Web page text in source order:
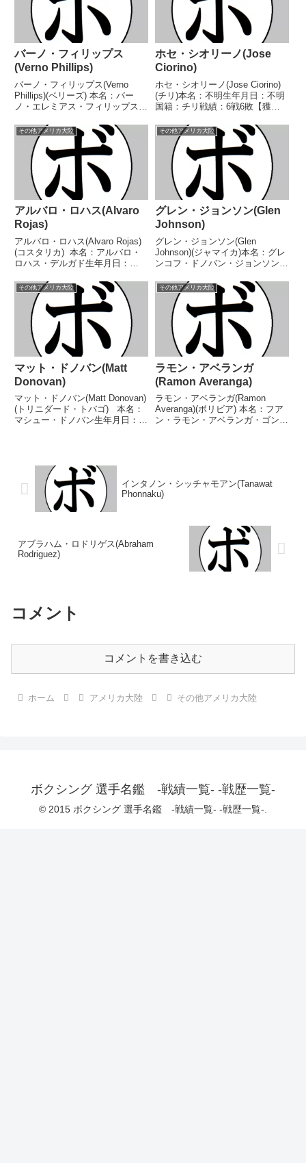
バーノ・フィリップス
(Verno Phillips)
バーノ・フィリップス(Verno
Phillips)(ベリーズ) 本名：バー
ノ・エレミアス・フィリップス生
米戦績：55戦42勝(21KO)11敗1分
1無効試合 【獲得タイトル】米-
ニューヨーク州スーパーウ...
ホセ・シオリーノ(Jose
Ciorino)
ホセ・シオリーノ(Jose Ciorino)
(チリ)本名：不明生年月日：不明
国籍：チリ戦績：6戦6敗【獲得
1952/09/04 ●3RKO ルイス・
イバラ(亜)1952/12/05
●4RTKO パスカル・ペレス
(亜)...
その他アメリカ大陸
アルバロ・ロハス(Alvaro
Rojas)
アルバロ・ロハス(Alvaro Rojas)
(コスタリカ) 本名：アルバロ・
ロハス・デルガド生年月日：
戦績：39戦25勝(15KO)14敗 【獲
得タイトル】中米ライト級王座
WBC中央アメリカライト級王
座...
その他アメリカ大陸
グレン・ジョンソン(Glen
Johnson)
グレン・ジョンソン(Glen
Johnson)(ジャマイカ)本名：グレ
ンコフ・ドノバン・ジョンソン生
ャマイカ戦績：77戦54勝
(37KO)21敗2分【獲得タイトル】
USBA全米ライトヘビー級王座
WBC米大陸...
その他アメリカ大陸
マット・ドノバン(Matt
Donovan)
マット・ドノバン(Matt Donovan)
(トリニダード・トバゴ) 本名：
マシュー・ドノバン生年月日：
ル】トリニダード・トバゴウェ...
その他アメリカ大陸
ラモン・アベランガ
(Ramon Averanga)
ラモン・アベランガ(Ramon
Averanga)(ボリビア) 本名：フア
ン・ラモン・アベランガ・ゴンザ
インタノン・シッチャモアン(Tanawat
Phonnaku)
アブラハム・ロドリゲス(Abraham
Rodriguez)
コメント
コメントを書き込む
ホーム アメリカ大陸 その他アメリカ大陸
ボクシング 選手名鑑 -戦績一覧- -戦歴一覧-
© 2015 ボクシング 選手名鑑 -戦績一覧- -戦歴一覧-.